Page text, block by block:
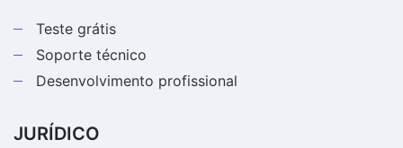
Teste grátis
Soporte técnico
Desenvolvimento profissional
JURÍDICO